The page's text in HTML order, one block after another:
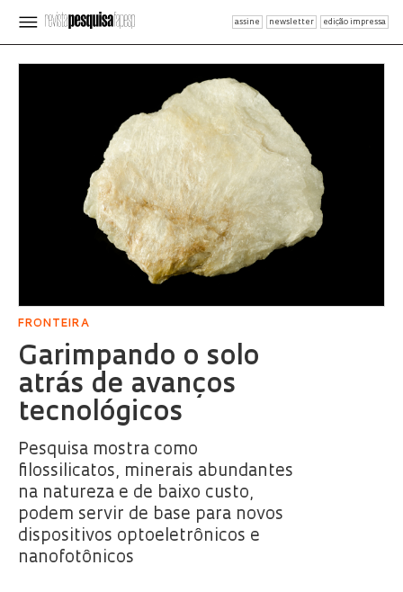
assine newsletter edição impressa
FRONTEIRA
Garimpando o solo
atrás de avanços
tecnológicos
Pesquisa mostra como
filossilicatos, minerais abundantes
na natureza e de baixo custo,
podem servir de base para novos
dispositivos optoeletrônicos e
nanofotônicos